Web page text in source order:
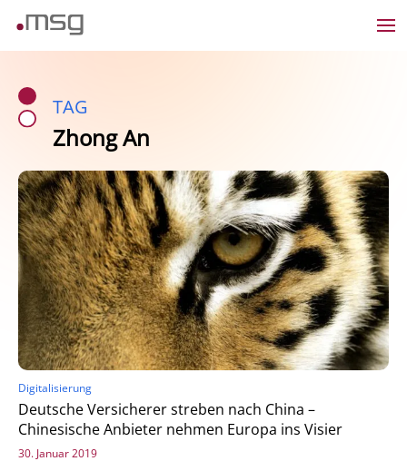
TAG
Zhong An
Digitalisierung
Deutsche Versicherer streben nach China –
Chinesische Anbieter nehmen Europa ins Visier
30. Januar 2019